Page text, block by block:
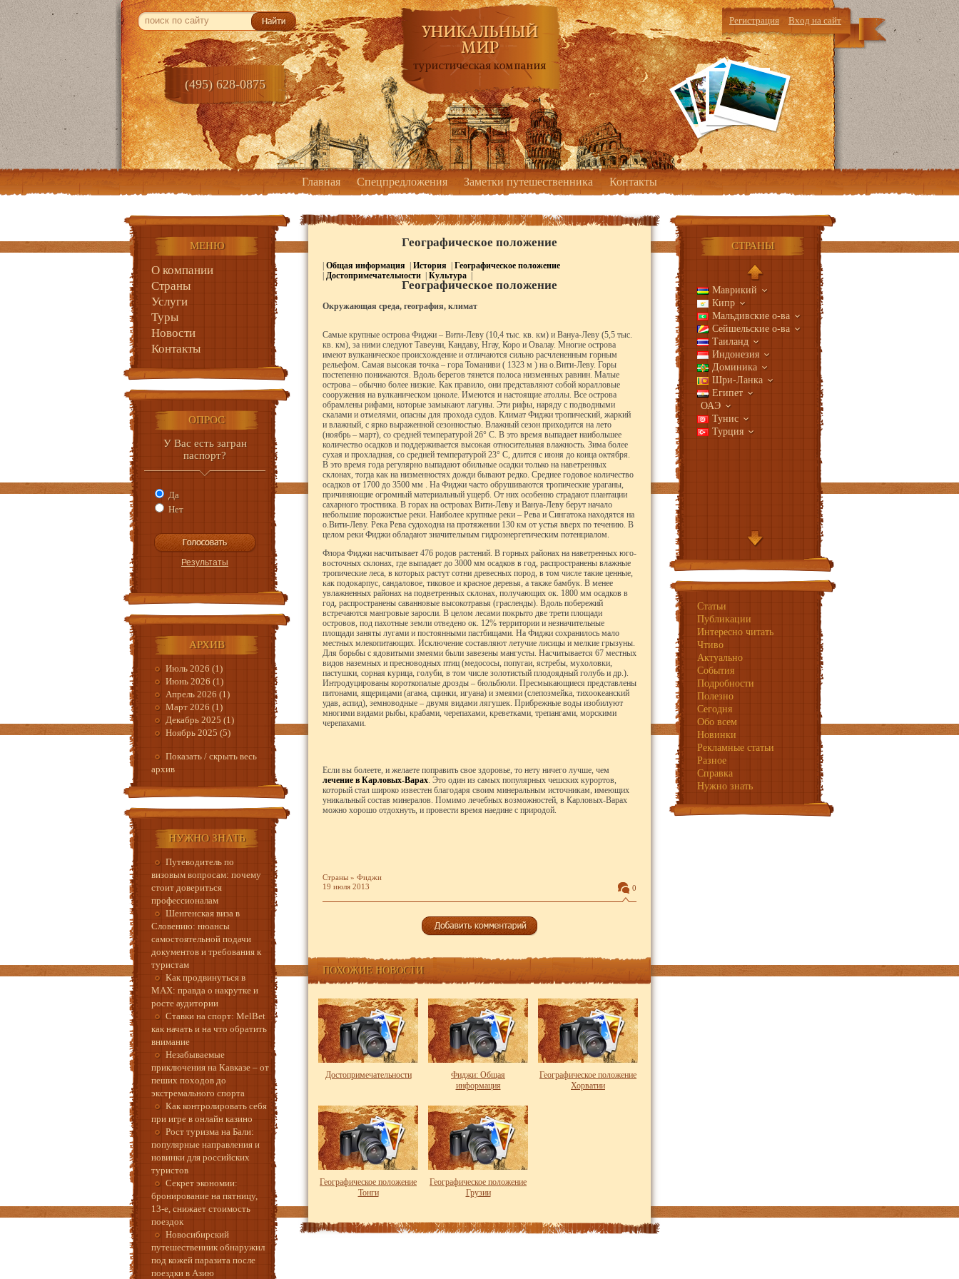
(495) 628-0875
Регистрация Вход на сайт
Главная Спецпредложения Заметки путешественника Контакты
МЕНЮ
О компании
Страны
Услуги
Туры
Новости
Контакты
ОПРОС
У Вас есть загран
паспорт?
Да
Нет
АРХИВ
Июль 2026 (1)
Июнь 2026 (1)
Апрель 2026 (1)
Март 2026 (1)
Декабрь 2025 (1)
Ноябрь 2025 (5)
Показать / скрыть весь
архив
НУЖНО ЗНАТЬ
Путеводитель по
визовым вопросам: почему
стоит довериться
профессионалам
Шенгенская виза в
Словению: нюансы
самостоятельной подачи
документов и требования к
туристам
Как продвинуться в
MAX: правда о накрутке и
росте аудитории
Ставки на спорт: MelBet
как начать и на что обратить
внимание
Незабываемые
приключения на Кавказе – от
пеших походов до
экстремального спорта
Как контролировать себя
при игре в онлайн казино
Рост туризма на Бали:
популярные направления и
новинки для российских
туристов
Секрет экономии:
бронирование на пятницу,
13-е, снижает стоимость
поездок
Новосибирский
путешественник обнаружил
под кожей паразита после
поездки в Азию
Географическое положение
Общая информация История
Географическое положение
Достопримечательности Культура
Географическое положение
Окружающая среда, география, климат
Самые крупные острова Фиджи – Вити-Леву (10,4 тыс. кв. км) и Вануа-Леву (5,5 тыс.
кв. км), за ними следуют Тавеуни, Кандаву, Нгау, Коро и Овалау. Многие острова
имеют вулканическое происхождение и отличаются сильно расчлененным горным
рельефом. Самая высокая точка – гора Томаниви ( 1323 м ) на о.Вити-Леву. Горы
постепенно понижаются. Вдоль берегов тянется полоса низменных равнин. Малые
острова – обычно более низкие. Как правило, они представляют собой коралловые
сооружения на вулканическом цоколе. Имеются и настоящие атоллы. Все острова
обрамлены рифами, которые замыкают лагуны. Эти рифы, наряду с подводными
скалами и отмелями, опасны для прохода судов. Климат Фиджи тропический, жаркий
и влажный, с ярко выраженной сезонностью. Влажный сезон приходится на лето
(ноябрь – март), со средней температурой 26° С. В это время выпадает наибольшее
количество осадков и поддерживается высокая относительная влажность. Зима более
сухая и прохладная, со средней температурой 23° С, длится с июня до конца октября.
В это время года регулярно выпадают обильные осадки только на наветренных
склонах, тогда как на низменностях дожди бывают редко. Среднее годовое количество
осадков от 1700 до 3500 мм . На Фиджи часто обрушиваются тропические ураганы,
причиняющие огромный материальный ущерб. От них особенно страдают плантации
сахарного тростника. В горах на островах Вити-Леву и Вануа-Леву берут начало
небольшие порожистые реки. Наиболее крупные реки – Рева и Сингатока находятся на
о.Вити-Леву. Река Рева судоходна на протяжении 130 км от устья вверх по течению. В
целом реки Фиджи обладают значительным гидроэнергетическим потенциалом.
Флора Фиджи насчитывает 476 родов растений. В горных районах на наветренных юго-
восточных склонах, где выпадает до 3000 мм осадков в год, распространены влажные
тропические леса, в которых растут сотни древесных пород, в том числе такие ценные,
как подокарпус, сандаловое, тиковое и красное деревья, а также бамбук. В менее
увлажненных районах на подветренных склонах, получающих ок. 1800 мм осадков в
год, распространены саванновые высокотравья (грасленды). Вдоль побережий
встречаются мангровые заросли. В целом лесами покрыто две трети площади
островов, под пахотные земли отведено ок. 12% территории и незначительные
площади заняты лугами и постоянными пастбищами. На Фиджи сохранилось мало
местных млекопитающих. Исключение составляют летучие лисицы и мелкие грызуны.
Для борьбы с ядовитыми змеями были завезены мангусты. Насчитывается 67 местных
видов наземных и пресноводных птиц (медососы, попугаи, ястребы, мухоловки,
пастушки, сорная курица, голуби, в том числе золотистый плодоядный голубь и др.).
Интродуцированы короткопалые дрозды – бюльбюли. Пресмыкающиеся представлены
питонами, ящерицами (агама, сцинки, игуана) и змеями (слепозмейка, тихоокеанский
удав, аспид), земноводные – двумя видами лягушек. Прибрежные воды изобилуют
многими видами рыбы, крабами, черепахами, креветками, трепангами, морскими
черепахами.
Если вы болеете, и желаете поправить свое здоровье, то нету ничего лучше, чем
лечение в Карловых-Варах. Это один из самых популярных чешских курортов,
который стал широко известен благодаря своим минеральным источникам, имеющих
уникальный состав минералов. Помимо лечебных возможностей, в Карловых-Варах
можно хорошо отдохнуть, и провести время наедине с природой.
Страны » Фиджи
19 июля 2013
0
ПОХОЖИЕ НОВОСТИ
Достопримечательности
Фиджи: Общая
информация
Географическое положение
Хорватии
Географическое положение
Тонги
Географическое положение
Грузии
СТРАНЫ
Маврикий
Кипр
Мальдивские о-ва
Сейшельские о-ва
Таиланд
Индонезия
Доминика
Шри-Ланка
Египет
ОАЭ
Тунис
Турция
Италия
Испания
Греция
Ангилья
Антигуа и Барбуда
Аруба
Багамские острова
Барбадос
Бахрейн
Бермудские острова
Британские
Виргинские острова
Вануату
Статьи
Публикации
Интересно читать
Чтиво
Актуально
События
Подробности
Полезно
Сегодня
Обо всем
Новинки
Рекламные статьи
Разное
Справка
Нужно знать